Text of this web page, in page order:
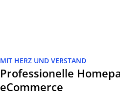
MIT HERZ UND VERSTAND
Professionelle
eCommerce